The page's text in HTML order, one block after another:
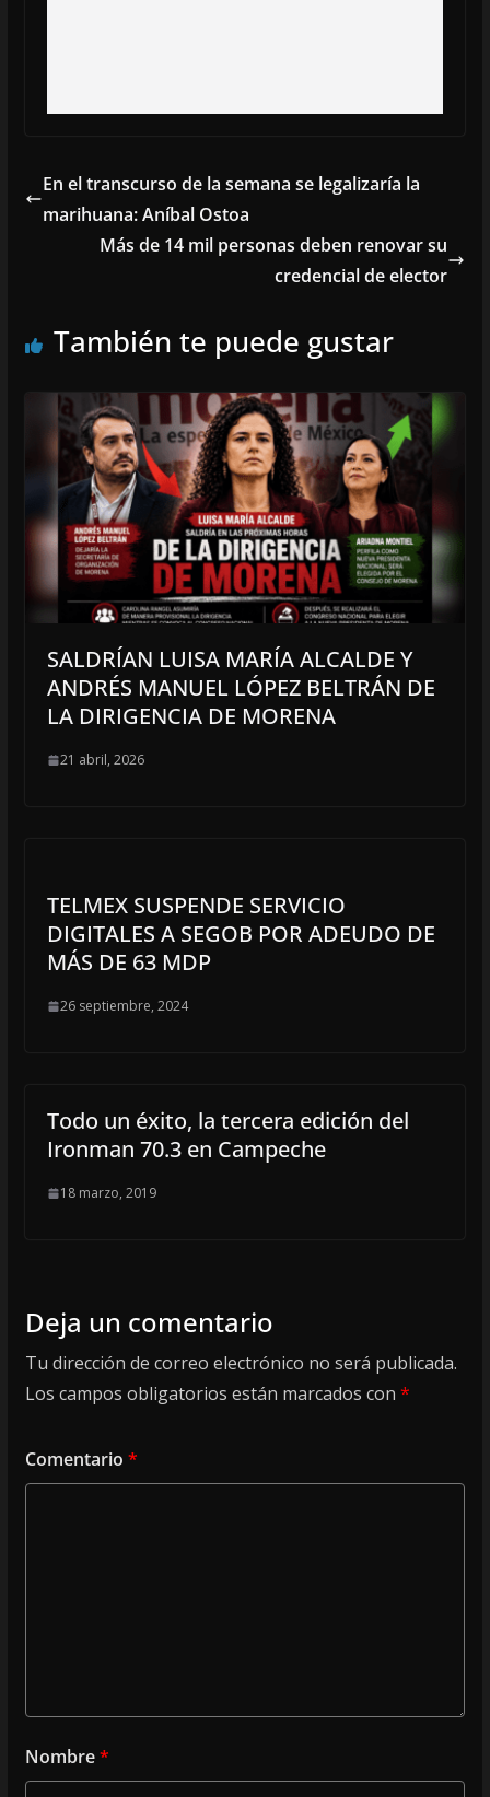
En el transcurso de la semana se legalizaría la
marihuana: Aníbal Ostoa
Más de 14 mil personas deben renovar su
credencial de elector
También te puede gustar
SALDRÍAN LUISA MARÍA ALCALDE Y
ANDRÉS MANUEL LÓPEZ BELTRÁN DE
LA DIRIGENCIA DE MORENA
21 abril, 2026
TELMEX SUSPENDE SERVICIO
DIGITALES A SEGOB POR ADEUDO DE
MÁS DE 63 MDP
26 septiembre, 2024
Todo un éxito, la tercera edición del
Ironman 70.3 en Campeche
18 marzo, 2019
Deja un comentario
Tu dirección de correo electrónico no será publicada.
Los campos obligatorios están marcados con *
Comentario *
Nombre*